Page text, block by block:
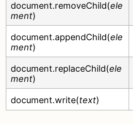
document.removeChild(ele
ment)
document.appendChild(ele
ment)
document.replaceChild(ele
ment)
document.write(text)